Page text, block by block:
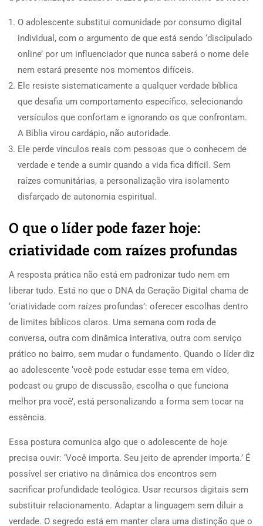
O adolescente substitui comunidade por consumo digital
individual, com o argumento de que está sendo ‘discipulado
online’ por um influenciador que nunca saberá o nome dele
nem estará presente nos momentos difíceis.
Ele resiste sistematicamente a qualquer verdade bíblica
que desafia um comportamento específico, selecionando
versículos que confortam e ignorando os que confrontam.
A Bíblia virou cardápio, não autoridade.
Ele perde vínculos reais com pessoas que o conhecem de
verdade e tende a sumir quando a vida fica difícil. Sem
raízes comunitárias, a personalização vira isolamento
disfarçado de autonomia espiritual.
O que o líder pode fazer hoje:
criatividade com raízes profundas
A resposta prática não está em padronizar tudo nem em
liberar tudo. Está no que o DNA da Geração Digital chama de
‘criatividade com raízes profundas’: oferecer escolhas dentro
de limites bíblicos claros. Uma semana com roda de
conversa, outra com dinâmica interativa, outra com serviço
prático no bairro, sem mudar o fundamento. Quando o líder diz
ao adolescente ‘você pode estudar esse tema em vídeo,
podcast ou grupo de discussão, escolha o que funciona
melhor pra você’, está personalizando a forma sem tocar na
essência.
Essa postura comunica algo que o adolescente de hoje
precisa ouvir: ‘Você importa. Seu jeito de aprender importa.’ É
possível ser criativo na dinâmica dos encontros sem
sacrificar profundidade teológica. Usar recursos digitais sem
substituir relacionamento. Adaptar a linguagem sem diluir a
verdade. O segredo está em manter clara uma distinção que o